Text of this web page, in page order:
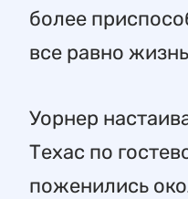
более
все равно
Уорнер
Техас по
поженились